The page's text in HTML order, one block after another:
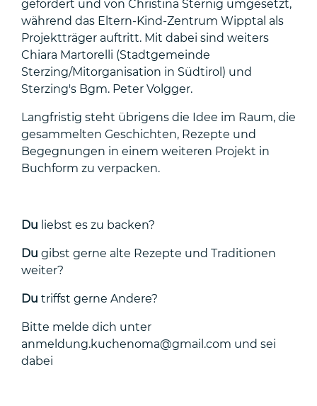
gefördert und von Christina Sternig umgesetzt,
während das Eltern-Kind-Zentrum Wipptal als
Projektträger auftritt. Mit dabei sind weiters
Chiara Martorelli (Stadtgemeinde
Sterzing/Mitorganisation in Südtirol) und
Sterzing's Bgm. Peter Volgger.
Langfristig steht übrigens die Idee im Raum, die
gesammelten Geschichten, Rezepte und
Begegnungen in einem weiteren Projekt in
Buchform zu verpacken.
Du liebst es zu backen?
Du gibst gerne alte Rezepte und Traditionen
weiter?
Du triffst gerne Andere?
Bitte melde dich unter
anmeldung.kuchenoma@gmail.com und sei
dabei